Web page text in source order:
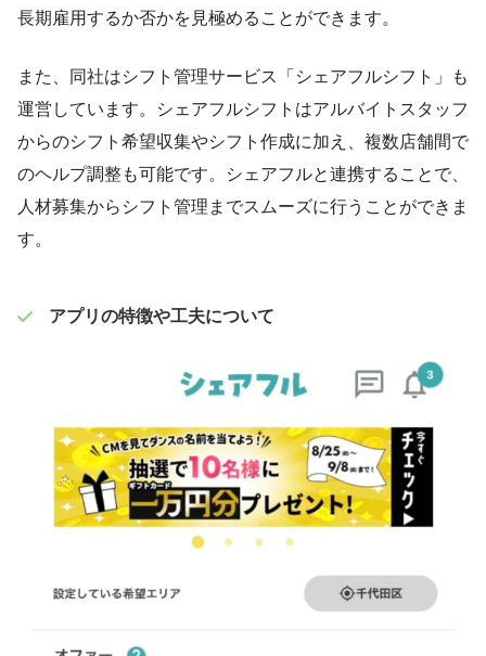
長期雇用するか否かを見極めることができます。
また、同社はシフト管理サービス「シェアフルシフト」も
運営しています。シェアフルシフトはアルバイトスタッフ
からのシフト希望収集やシフト作成に加え、複数店舗間で
のヘルプ調整も可能です。シェアフルと連携することで、
人材募集からシフト管理までスムーズに行うことができま
す。
アプリの特徴や工夫について